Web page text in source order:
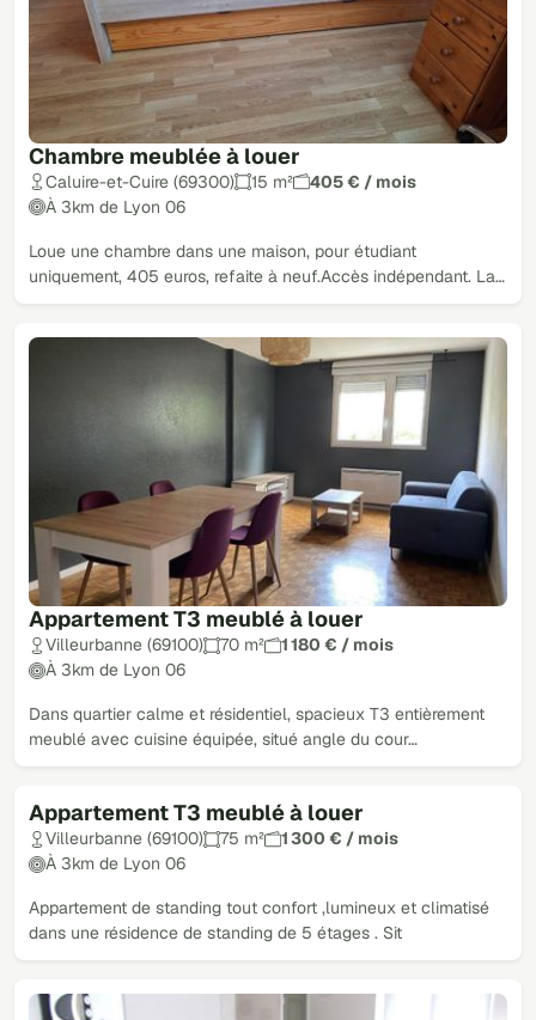
Chambre meublée à louer
Caluire-et-Cuire (69300) 15 m²
405 € / mois
À 3km de Lyon 06
Loue une chambre dans une maison, pour étudiant
uniquement, 405 euros, refaite à neuf.Accès indépendant. La…
Appartement T3 meublé à louer
Villeurbanne (69100) 70 m²
1 180 € / mois
À 3km de Lyon 06
Dans quartier calme et résidentiel, spacieux T3 entièrement
meublé avec cuisine équipée, situé angle du cour…
Appartement T3 meublé à louer
Villeurbanne (69100) 75 m²
1 300 € / mois
À 3km de Lyon 06
Appartement de standing tout confort ,lumineux et climatisé
dans une résidence de standing de 5 étages . Sit